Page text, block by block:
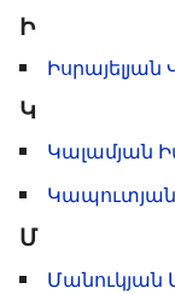
Ի
Կ
Կալամյան
Մ
Մանուկյան